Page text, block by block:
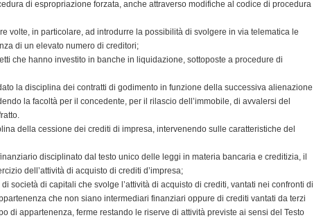
di espropriazione forzata, anche attraverso modifiche al codice di procedura
volte, in particolare, ad introdurre la possibilità di svolgere in via telematica le
di un elevato numero di creditori;
che hanno investito in banche in liquidazione, sottoposte a procedure di
la disciplina dei contratti di godimento in funzione della successiva alienazione
la facoltà per il concedente, per il rilascio dell’immobile, di avvalersi del
della cessione dei crediti di impresa, intervenendo sulle caratteristiche del
disciplinato dal testo unico delle leggi in materia bancaria e creditizia, il
dell’attività di acquisto di crediti d’impresa;
società di capitali che svolge l’attività di acquisto di crediti, vantati nei confronti di
che non siano intermediari finanziari oppure di crediti vantati da terzi
di appartenenza, ferme restando le riserve di attività previste ai sensi del Testo